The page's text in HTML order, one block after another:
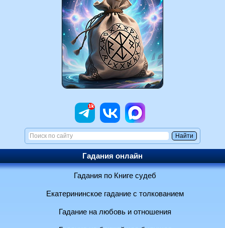
Гадания онлайн
Гадания по Книге судеб
Екатерининское гадание с толкованием
Гадание на любовь и отношения